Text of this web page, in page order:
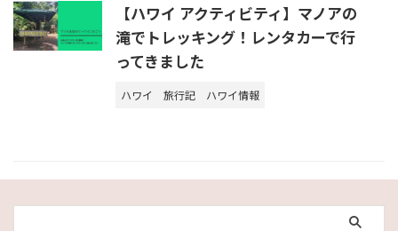
【ハワイ アクティビティ】マノアの
滝でトレッキング！レンタカーで行
ってきました
ハワイ 旅行記 ハワイ情報